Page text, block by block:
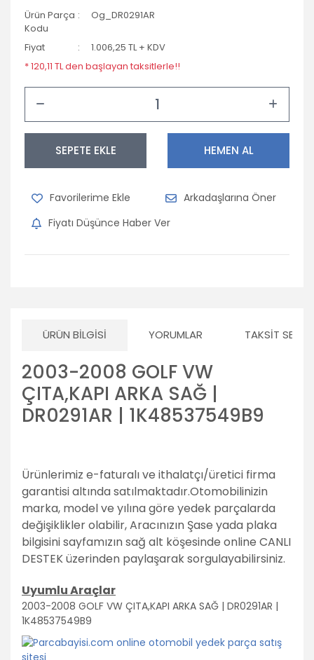
Ürün Parça
Kodu
Og_DR0291AR
Fiyat
1.006,25 TL + KDV
* 120,11 TL den başlayan taksitlerle!!
SEPETE EKLE HEMEN AL
Arkadaşlarına Öner
Fiyatı Düşünce Haber Ver
ÜRÜN BILGISI YORUMLAR TAKSIT
2003-2008 GOLF VW
ÇITA,KAPI ARKA SAĞ |
DR0291AR | 1K48537549B9
Ürünlerimiz e-faturalı ve ithalatçı/üretici firma
garantisi altında satılmaktadır.Otomobilinizin
marka, model ve yılına göre yedek parçalarda
değişiklikler olabilir,Aracınızın Şase yada plaka
bilgisini sayfamızın sağ alt köşesinde online CANLI
DESTEK üzerinden paylaşarak sorgulayabilirsiniz.
Uyumlu Araçlar
2003-2008 GOLF VW ÇITA,KAPI ARKA SAĞ | DR0291AR |
1K48537549B9